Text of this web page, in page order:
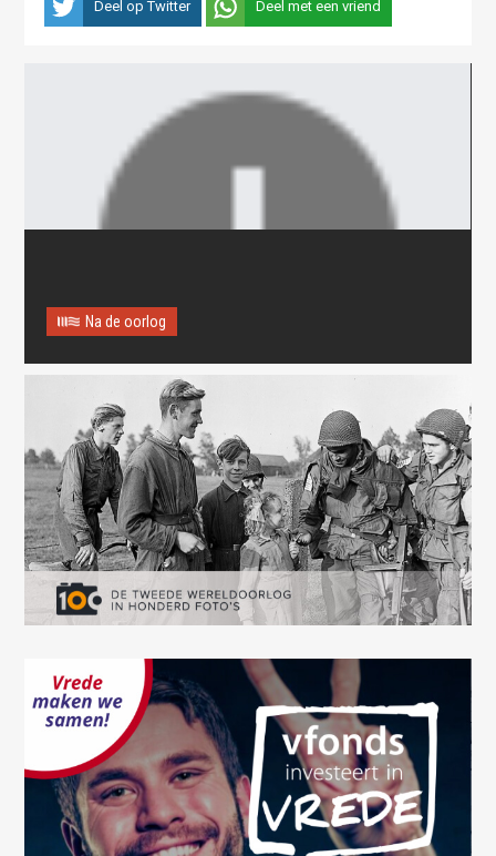
Deel op Twitter Deel met een vriend
Oops! Something went
wrong.
This page didn't load Google Maps correctly. See the
JavaScript console for technical details.
Na de oorlog